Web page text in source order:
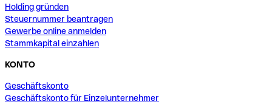
Holding gründen
Steuernummer beantragen
Gewerbe online anmelden
Stammkapital einzahlen
KONTO
Geschäftskonto
Geschäftskonto für Einzelunternehmer